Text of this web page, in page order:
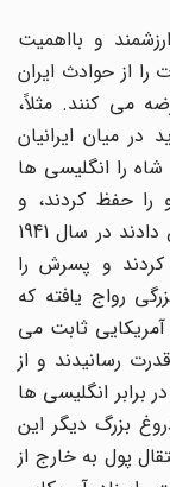
و بااهمیت
از حوادث ایران
کنند. مثلاً،
میان ایرانیان
را انگلیسی ها
حفظ کردند، و
زمانی که تداوم قدرت او را غیرمفید تشخیص دادند در سال 1941
و پسرش را
رواج یافته که
ثابت می
رسانیدند و از
انگلیسی ها
بزرگ دیگر این
پول به خارج از